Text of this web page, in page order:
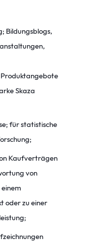
Bildungsblogs,
Skaza
für statistische
Kaufverträgen
von
oder zu einer
;